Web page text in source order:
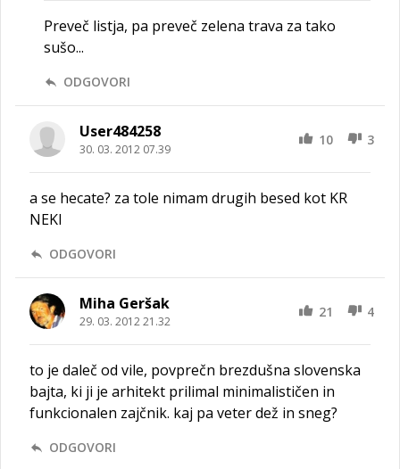
Preveč listja, pa preveč zelena trava za tako
sušo...
ODGOVORI
User484258
30. 03. 2012 07.39
10 3
a se hecate? za tole nimam drugih besed kot KR
NEKI
ODGOVORI
Miha Geršak
29. 03. 2012 21.32
21 4
to je daleč od vile, povprečn brezdušna slovenska
bajta, ki ji je arhitekt prilimal minimalističen in
funkcionalen zajčnik. kaj pa veter dež in sneg?
ODGOVORI